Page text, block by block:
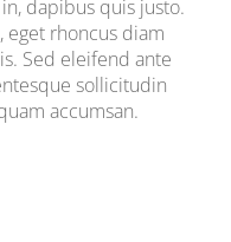
dapibus quis justo.
eget rhoncus diam
Sed eleifend ante
sollicitudin
accumsan.